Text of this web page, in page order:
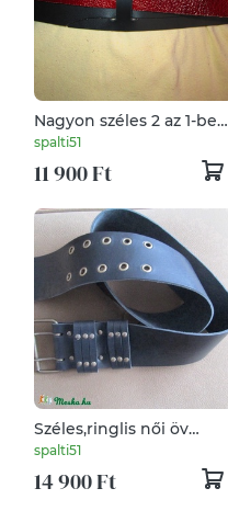
Nagyon széles 2 az 1-ben
csat nélküli öv
másképpen
spalti51
11 900 Ft
Széles,ringlis női öv
,,kétnyelves" csattal
spalti51
14 900 Ft